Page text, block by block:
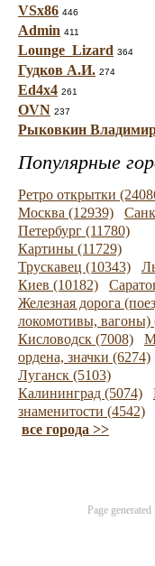
VSx86 446
Admin 411
Lounge_Lizard 364
Гудков А.И. 274
Ed4x4 261
OVN 237
Рыковкин
Популярные
Ретро открытки
Москва (12939)
Петербург (11780)
Картины (11729)
Трускавец (10343)
Киев (10182)
Железная дорога
локомотивы, вагоны)
Кисловодск (7008)
ордена, значки (6274)
Луганск (5103)
Калининград (5074)
знаменитости (4542)
все города >>
Page